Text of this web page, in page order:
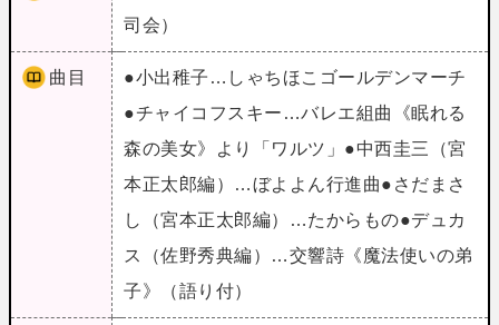
司会）
曲目
●小出稚子…しゃちほこゴールデンマーチ
●チャイコフスキー…バレエ組曲《眠れる
森の美女》より「ワルツ」●中西圭三（宮
本正太郎編）…ぼよよん行進曲●さだまさ
し（宮本正太郎編）…たからもの●デュカ
ス（佐野秀典編）…交響詩《魔法使いの弟
子》（語り付）